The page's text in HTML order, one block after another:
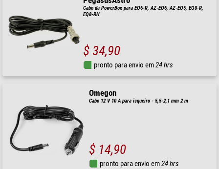
Cabo da PowerBox para EQ6-R, AZ-EQ6, AZ-EQ5, EQ8-R,
EQ8-RH
$ 34,90
pronto para envio em24 hrs
Omegon
Cabo 12 V 10 A para isqueiro - 5,5-2,1 mm 2 m
$ 14,90
pronto para envio em24 hrs